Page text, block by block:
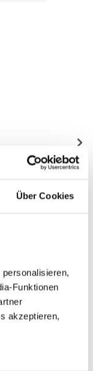
Über Cookies
Funktionen
akzeptieren,
Artikel